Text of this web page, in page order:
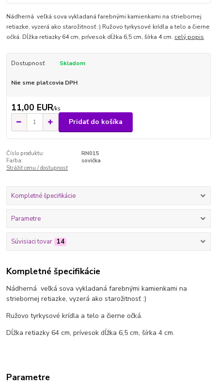
Nádherná veľká sova vykladaná farebnými kamienkami na striebornej
retiazke, vyzerá ako starožitnosť :) Ružovo tyrkysové krídla a telo a čierne
očká. Dĺžka retiazky 64 cm, prívesok dĺžka 6,5 cm, šírka 4 cm. celý popis
Dostupnosť Skladom
Nie sme platcovia DPH
11,00 EUR/ks
Pridať do košíka
Číslo produktu:
RN015
Farba:
sovička
Strážiť cenu / dostupnosť
Kompletné špecifikácie
Parametre
Súvisiaci tovar 14
Kompletné špecifikácie
Nádherná veľká sova vykladaná farebnými kamienkami na
striebornej retiazke, vyzerá ako starožitnosť :)
Ružovo tyrkysové krídla a telo a čierne očká.
Dĺžka retiazky 64 cm, prívesok dĺžka 6,5 cm, šírka 4 cm.
Parametre